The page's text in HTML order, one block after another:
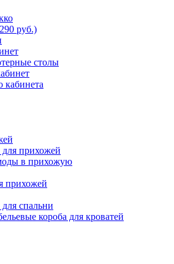
руб.)
столы
кабинета
прихожей
в прихожую
прихожей
спальни
короба для кроватей